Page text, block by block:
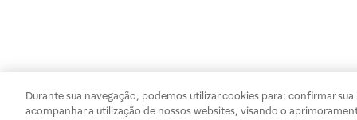
Durante sua navegação, podemos utilizar cookies para: confirmar
acompanhar a utilização de nossos websites, visando o